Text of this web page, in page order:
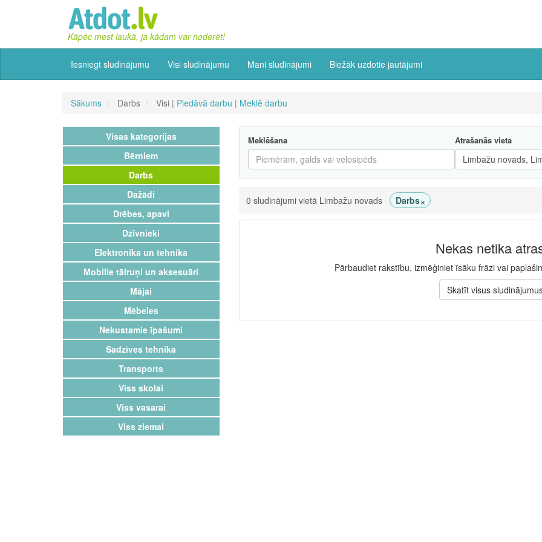
Kāpēc mest laukā, ja kādam var noderēt!
Iesniegt sludinājumu Visi sludinājumu Mani sludinājumi Biežāk uzdotie jautājumi
Sākums Darbs Visi | Piedāvā darbu | Meklē darbu
Visas kategorijas
Bērniem
Darbs
Dažādi
Drēbes, apavi
Dzīvnieki
Elektronika un tehnika
Mobilie tālruņi un aksesuāri
Mājai
Mēbeles
Nekustamie īpašumi
Sadzīves tehnika
Transports
Viss skolai
Viss vasarai
Viss ziemai
Meklēšana Atrašanās vieta
0 sludinājumi vietā Limbažu novads Darbs×
Nekas netika
Pārbaudiet rakstību, izmēģiniet īsāku frāzi vai
Skatīt visus